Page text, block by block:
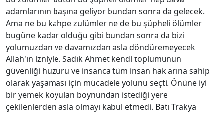
adamlarının başına geliyor bundan sonra da gelecek.
Ama ne bu kahpe zulümler ne de bu şüpheli ölümler
bugüne kadar olduğu gibi bundan sonra da bizi
yolumuzdan ve davamızdan asla döndüremeyecek
Allah'ın izniyle. Sadık Ahmet kendi toplumunun
güvenliği huzuru ve insanca tüm insan haklarına sahip
olarak yaşaması için mücadele yolunu seçti. Önüne iyi
bir yemek koyulan boynundan istediği yere
çekilenlerden asla olmayı kabul etmedi. Batı Trakya